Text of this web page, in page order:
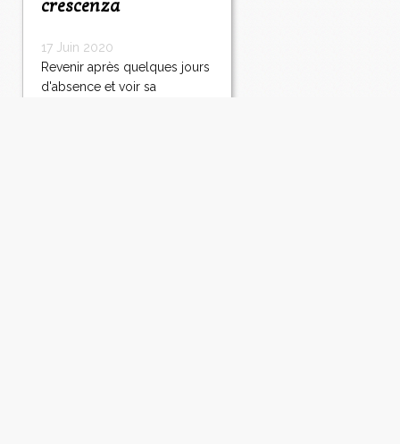
crescenza
17 Juin 2020
Revenir après quelques jours
d'absence et voir sa